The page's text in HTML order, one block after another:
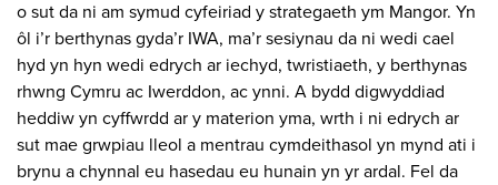
o sut da ni am symud cyfeiriad y strategaeth ym Mangor. Yn
ôl i’r berthynas gyda’r IWA, ma’r sesiynau da ni wedi cael
hyd yn hyn wedi edrych ar iechyd, twristiaeth, y berthynas
rhwng Cymru ac Iwerddon, ac ynni. A bydd digwyddiad
heddiw yn cyffwrdd ar y materion yma, wrth i ni edrych ar
sut mae grwpiau lleol a mentrau cymdeithasol yn mynd ati i
brynu a chynnal eu hasedau eu hunain yn yr ardal. Fel da